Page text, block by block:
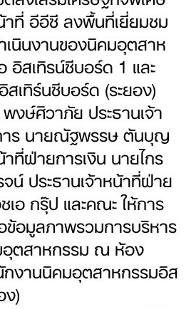
าที่ อีอีซี ลงพื้นที่เยี่ยมชม
เนินงานของนิคมอุตสาห
อิสเทิรน์ซีบอร์ด 1 และ
เทิร์นซีบอร์ด (ระยอง)
งษ์ศิวาภัย ประธานเจ้า
ร นายณัฐพรรษ ตันบุญ
าที่ฝ่ายการเงิน นายไกร
ประธานเจ้าหน้าที่ฝ่าย
อ กรุ๊ป และคณะ ให้การ
ข้อมูลภาพรวมการบริหาร
ตสาหกรรม ณ ห้อง
กงานนิคมอุตสาหกรรมอิส
)